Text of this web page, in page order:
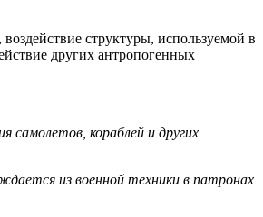
, воздействие структуры, используемой в
других антропогенных
самолетов, кораблей и других
из военной техники в патронах